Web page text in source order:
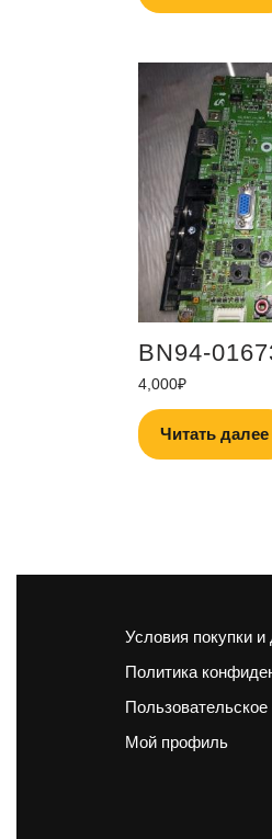
BN94-
4,000₽
Читать далее
Условия покупки и
Политика
Мой профиль